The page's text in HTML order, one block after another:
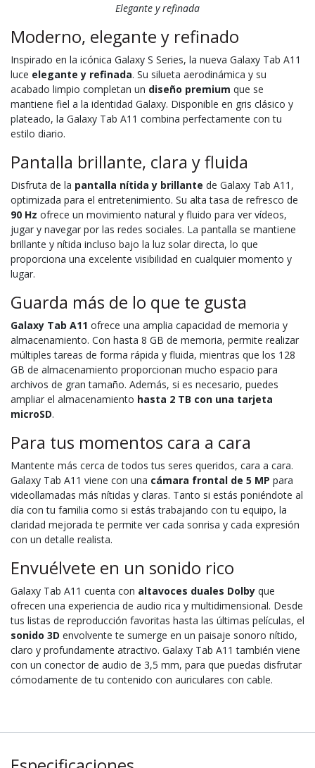
Elegante y refinada
Moderno, elegante y refinado
Inspirado en la icónica Galaxy S Series, la nueva Galaxy Tab A11
luce elegante y refinada. Su silueta aerodinámica y su
acabado limpio completan un diseño premium que se
mantiene fiel a la identidad Galaxy. Disponible en gris clásico y
plateado, la Galaxy Tab A11 combina perfectamente con tu
estilo diario.
Pantalla brillante, clara y fluida
Disfruta de la pantalla nítida y brillante de Galaxy Tab A11,
optimizada para el entretenimiento. Su alta tasa de refresco de
90 Hz ofrece un movimiento natural y fluido para ver vídeos,
jugar y navegar por las redes sociales. La pantalla se mantiene
brillante y nítida incluso bajo la luz solar directa, lo que
proporciona una excelente visibilidad en cualquier momento y
lugar.
Guarda más de lo que te gusta
Galaxy Tab A11 ofrece una amplia capacidad de memoria y
almacenamiento. Con hasta 8 GB de memoria, permite realizar
múltiples tareas de forma rápida y fluida, mientras que los 128
GB de almacenamiento proporcionan mucho espacio para
archivos de gran tamaño. Además, si es necesario, puedes
ampliar el almacenamiento hasta 2 TB con una tarjeta
microSD.
Para tus momentos cara a cara
Mantente más cerca de todos tus seres queridos, cara a cara.
Galaxy Tab A11 viene con una cámara frontal de 5 MP para
videollamadas más nítidas y claras. Tanto si estás poniéndote al
día con tu familia como si estás trabajando con tu equipo, la
claridad mejorada te permite ver cada sonrisa y cada expresión
con un detalle realista.
Envuélvete en un sonido rico
Galaxy Tab A11 cuenta con altavoces duales Dolby que
ofrecen una experiencia de audio rica y multidimensional. Desde
tus listas de reproducción favoritas hasta las últimas películas, el
sonido 3D envolvente te sumerge en un paisaje sonoro nítido,
claro y profundamente atractivo. Galaxy Tab A11 también viene
con un conector de audio de 3,5 mm, para que puedas disfrutar
cómodamente de tu contenido con auriculares con cable.